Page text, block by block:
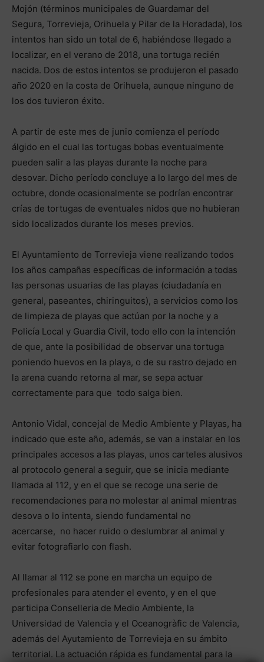
Mojón (términos municipales de Guardamar del
Segura, Torrevieja, Orihuela y Pilar de la Horadada), los
intentos han sido un total de 6, habiéndose llegado a
localizar, en el verano de 2018, una tortuga recién
nacida. Dos de estos intentos se produjeron el pasado
año 2020 en la costa de Orihuela, aunque ninguno de
los dos tuvieron éxito.
A partir de este mes de junio comienza el período
álgido en el cual las tortugas bobas eventualmente
pueden salir a las playas durante la noche para
desovar. Dicho período concluye a lo largo del mes de
octubre, donde ocasionalmente se podrían encontrar
crías de tortugas de eventuales nidos que no hubieran
sido localizados durante los meses previos.
El Ayuntamiento de Torrevieja viene realizando todos
los años campañas específicas de información a todas
las personas usuarias de las playas (ciudadanía en
general, paseantes, chiringuitos), a servicios como los
de limpieza de playas que actúan por la noche y a
Policía Local y Guardia Civil, todo ello con la intención
de que, ante la posibilidad de observar una tortuga
poniendo huevos en la playa, o de su rastro dejado en
la arena cuando retorna al mar, se sepa actuar
correctamente para que todo salga bien.
Antonio Vidal, concejal de Medio Ambiente y Playas, ha
indicado que este año, además, se van a instalar en los
principales accesos a las playas, unos carteles alusivos
al protocolo general a seguir, que se inicia mediante
llamada al 112, y en el que se recoge una serie de
recomendaciones para no molestar al animal mientras
desova o lo intenta, siendo fundamental no
acercarse, no hacer ruido o deslumbrar al animal y
evitar fotografiarlo con flash.
Al llamar al 112 se pone en marcha un equipo de
profesionales para atender el evento, y en el que
participa Conselleria de Medio Ambiente, la
Universidad de Valencia y el Oceanogràfic de Valencia,
además del Ayutamiento de Torrevieja en su ámbito
territorial. La actuación rápida es fundamental para la